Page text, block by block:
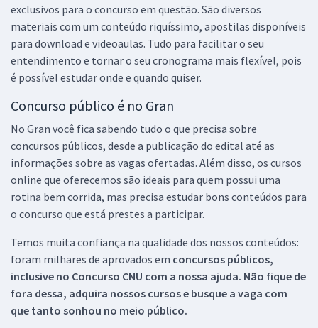
exclusivos para o concurso em questão. São diversos
materiais com um conteúdo riquíssimo, apostilas disponíveis
para download e videoaulas. Tudo para facilitar o seu
entendimento e tornar o seu cronograma mais flexível, pois
é possível estudar onde e quando quiser.
Concurso público é no Gran
No Gran você fica sabendo tudo o que precisa sobre
concursos públicos, desde a publicação do edital até as
informações sobre as vagas ofertadas. Além disso, os cursos
online que oferecemos são ideais para quem possui uma
rotina bem corrida, mas precisa estudar bons conteúdos para
o concurso que está prestes a participar.
Temos muita confiança na qualidade dos nossos conteúdos:
foram milhares de aprovados em concursos públicos,
inclusive no Concurso CNU com a nossa ajuda. Não fique de
fora dessa, adquira nossos cursos e busque a vaga com
que tanto sonhou no meio público.